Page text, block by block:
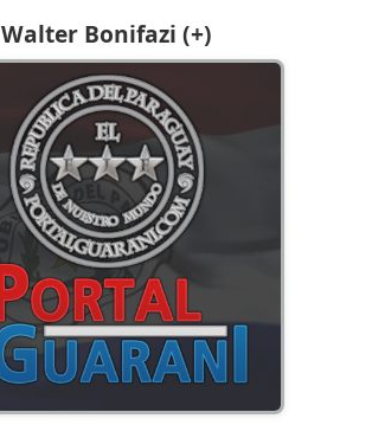
Walter Bonifazi (+)